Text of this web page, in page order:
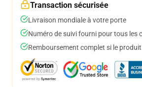
Transaction sécurisée
Livraison mondiale à votre porte
Numéro de suivi fourni pour tous les
Remboursement complet si le